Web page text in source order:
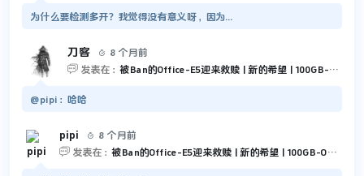
为什么要检测多开？我觉得没有意义呀，因为...
刀客 
8 个月前
 发表在： 被Ban的Office-E5迎来救赎 | 新的希望 | 100GB-Outlook 和 5TB-OneDrive
@pipi：哈哈
pipi 
8 个月前
 发表在： 被Ban的Office-E5迎来救赎 | 新的希望 | 100GB-Outlook 和 5TB-OneDrive